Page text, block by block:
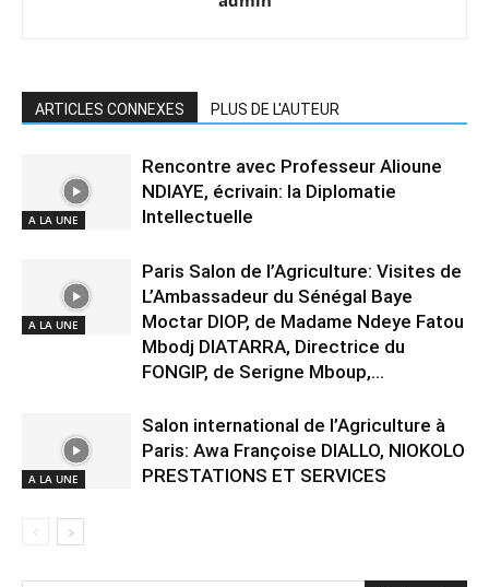
ARTICLES CONNEXES PLUS DE L'AUTEUR
A LA UNE
Rencontre avec Professeur Alioune
NDIAYE, écrivain: la Diplomatie
Intellectuelle
A LA UNE
Paris Salon de l’Agriculture: Visites de
L’Ambassadeur du Sénégal Baye
Moctar DIOP, de Madame Ndeye Fatou
Mbodj DIATARRA, Directrice du
FONGIP, de Serigne Mboup,...
A LA UNE
Salon international de l’Agriculture à
Paris: Awa Françoise DIALLO, NIOKOLO
PRESTATIONS ET SERVICES